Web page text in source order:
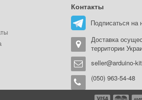
Контакты
Подписаться на
Доставка
территории
seller@arduino-
(050) 963-54-48